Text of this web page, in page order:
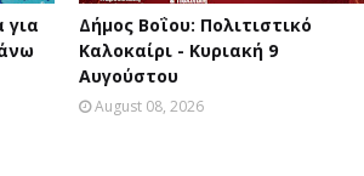
για
Δήμος Βοΐου: Πολιτιστικό
Καλοκαίρι - Κυριακή 9
Αυγούστου
August 08, 2026